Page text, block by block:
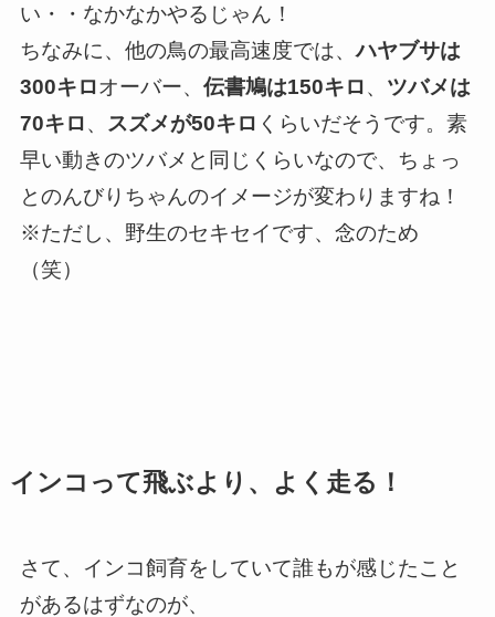
い・・なかなかやるじゃん！
ちなみに、他の鳥の最高速度では、ハヤブサは
300キロオーバー、 伝書鳩は150キロ、 ツバメは
70キロ、 スズメが50キロ くらいだそうです。素
早い動きのツバメと同じくらいなので、ちょっ
とのんびりちゃんのイメージが変わりますね！
※ただし、野生のセキセイです、念のため
（笑）
インコって飛ぶより、よく走る！
さて、インコ飼育をしていて誰もが感じたこと
があるはずなのが、